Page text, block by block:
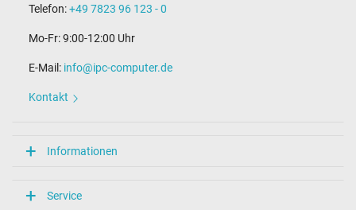
Telefon:+49 7823 96 123 - 0
Mo-Fr: 9:00-12:00 Uhr
E-Mail: info@ipc-computer.de
Kontakt
Informationen
Service